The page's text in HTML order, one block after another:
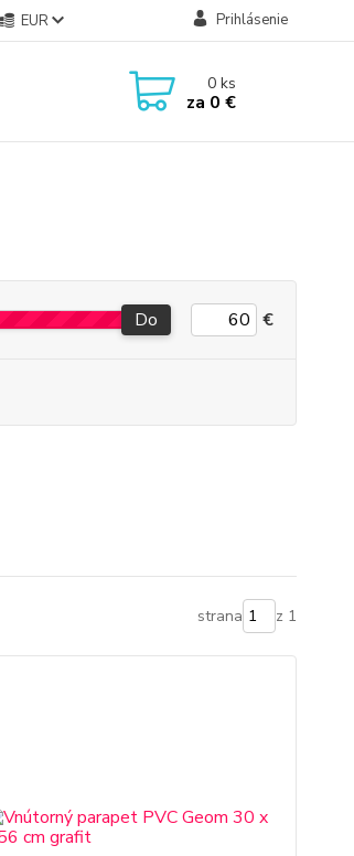
EUR Prihlásenie
0ks
za 0 €
Do €
strana z 1